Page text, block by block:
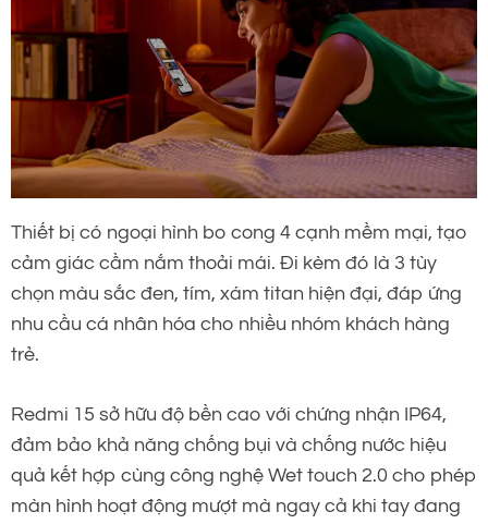
Thiết bị có ngoại hình bo cong 4 cạnh mềm mại, tạo
cảm giác cầm nắm thoải mái. Đi kèm đó là 3 tùy
chọn màu sắc đen, tím, xám titan hiện đại, đáp ứng
nhu cầu cá nhân hóa cho nhiều nhóm khách hàng
trẻ.
Redmi 15 sở hữu độ bền cao với chứng nhận IP64,
đảm bảo khả năng chống bụi và chống nước hiệu
quả kết hợp cùng công nghệ Wet touch 2.0 cho phép
màn hình hoạt động mượt mà ngay cả khi tay đang